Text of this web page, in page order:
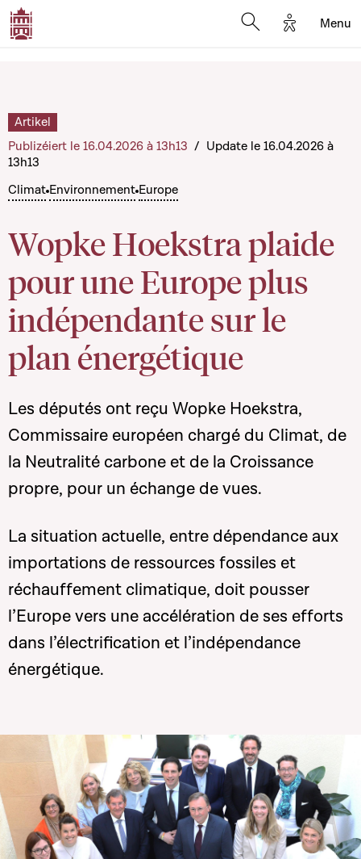
Options
Menu
Climat Environnement Europe
Wopke Hoekstra plaide
pour une Europe plus
indépendante sur le
plan énergétique
Artikel
Publizéiert le 16.04.2026 à 13h13 / Update le 16.04.2026 à
13h13
Les députés ont reçu Wopke Hoekstra,
Commissaire européen chargé du Climat, de
la Neutralité carbone et de la Croissance
propre, pour un échange de vues.
La situation actuelle, entre dépendance aux
importations de ressources fossiles et
réchauffement climatique, doit pousser
l’Europe vers une accélération de ses efforts
dans l’électrification et l’indépendance
énergétique.